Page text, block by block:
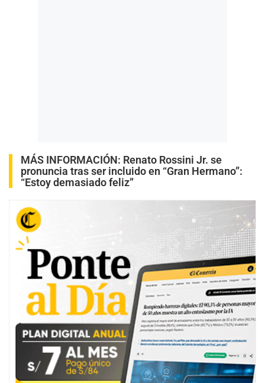
MÁS INFORMACIÓN: Renato Rossini Jr. se
pronuncia tras ser incluido en “Gran Hermano”:
“Estoy demasiado feliz”